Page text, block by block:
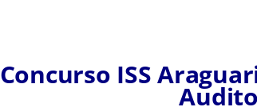
Concurso ISS